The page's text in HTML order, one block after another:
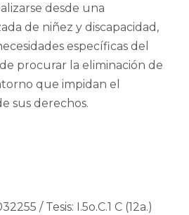
desde una
de niñez y discapacidad,
específicas del
procurar la eliminación de
que impidan el
sus derechos.
/ Tesis: I.5o.C.1 C (12a.)